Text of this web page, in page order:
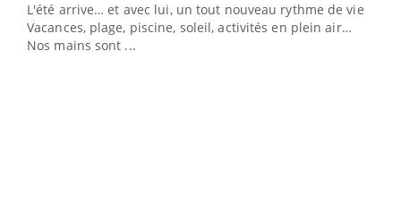
L'été arrive… et avec lui, un tout nouveau rythme de vie !
Vacances, plage, piscine, soleil, activités en plein air…
Nos mains sont ...